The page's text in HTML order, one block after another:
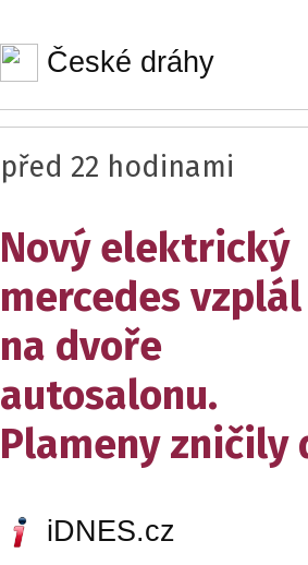
České dráhy
před 22 hodinami
Nový elektrický
mercedes vzplál
na dvoře
autosalonu.
Plameny zničily
iDNES.cz